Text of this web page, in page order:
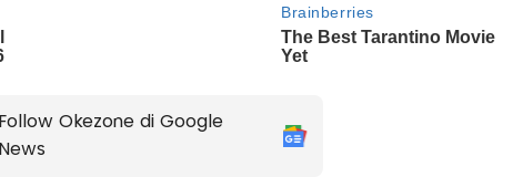
Follow Okezone di Google
News